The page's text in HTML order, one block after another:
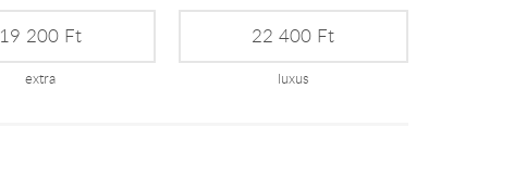
19 200 Ft
extra
22 400 Ft
luxus